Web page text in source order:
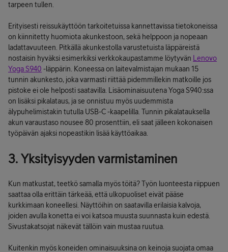
tarpeen tullen.
Erityisesti reissukäyttöön tarkoitetuissa kannettavissa tietokoneissa
on kiinnitetty huomiota akunkestoon, sekä helppoon ja nopeaan
ladattavuuteen. Pitkällä akunkestolla varustetuista läppäreistä
nostaisin hyväksi esimerkiksi verkkokaupastamme löytyvän Lenovo
Yoga S940 -läppärin. Koneessa on laitevalmistajan mukaan 15
tunnin akunkesto, joka varmasti riittää pidemmillekin matkoille jos
pistoke ei ole helposti saatavilla. Lisäominaisuutena Yoga S940:ssa
on lisäksi pikalataus, ja se onnistuu myös uudemmista
älypuhelimistakin tutulla USB-C -kaapelilla. Tunnin pikalatauksella
akun varaustaso nousee 80 prosenttiin, eli saat jälleen kokonaisen
työpäivän ajaksi nopeastikin lisää käyttöaikaa.
3. Yksityisyyden varmistaminen
Kun matkustat, teetkö samalla myös töitä? Työn luonteesta riippuen
saattaa olla erittäin tärkeää, että ulkopuoliset eivät pääse
kurkkimaan koneellesi. Näyttöihin on saatavilla erilaisia kalvoja,
joiden avulla konetta ei voi katsoa muusta suunnasta kuin edestä.
Sivustakatsojat näkevät tällöin vain mustaa ruutua.
Kuitenkin myös koneiden ominaisuuksina on keinoja suojata omaa